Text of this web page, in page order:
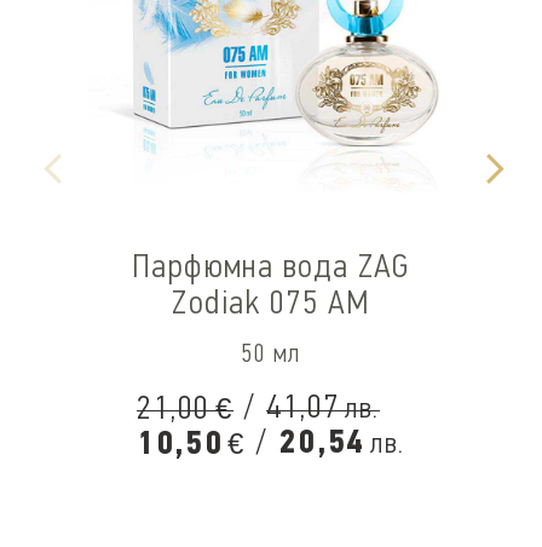
Парфюмна вода ZAG
Zodiak 075 AM
50 мл
21,00€ / 41,07лв.
10,50 € / 20,54 лв.